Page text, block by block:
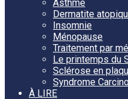
Asthme
Dermatite
Insomnie
Ménopause
Traitement par
Le printemps du
Sclérose en
Syndrome
À LIRE